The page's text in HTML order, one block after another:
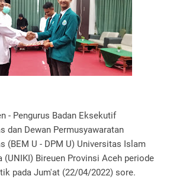
- Pengurus Badan Eksekutif
dan Dewan Permusyawaratan
(BEM U - DPM U) Universitas Islam
(UNIKI) Bireuen Provinsi Aceh periode
pada Jum'at (22/04/2022) sore.